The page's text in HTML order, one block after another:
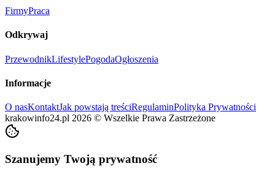
FirmyPraca
Odkrywaj
PrzewodnikLifestylePogodaOgłoszenia
Informacje
O nasKontaktJak powstają treściRegulaminPolityka Prywatności
krakowinfo24.pl 2026 © Wszelkie Prawa Zastrzeżone
Szanujemy Twoją prywatność